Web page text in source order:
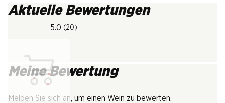
Aktuelle Bewertungen
5.0 (20)
Meine Bewertung
Melden Sie sich an, um einen Wein zu bewerten.